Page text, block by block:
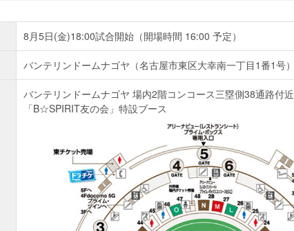
8月5日(金)18:00試合開始（開場時間 16:00 予定）
バンテリンドームナゴヤ（名古屋市東区大幸南一丁目1番1号）
バンテリンドームナゴヤ 場内2階コンコース三塁側38通路付近
「B☆SPIRIT友の会」特設ブース